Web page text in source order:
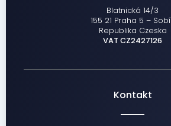
Blatnická 14/3
155 21 Praha 5 –
Republika Czeska
VAT CZ2427126
Kontakt